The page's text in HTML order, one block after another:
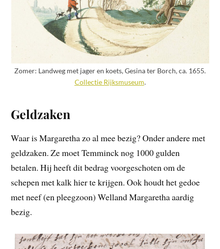
Zomer: Landweg met jager en koets, Gesina ter Borch, ca. 1655.
Collectie Rijksmuseum.
Geldzaken
Waar is Margaretha zo al mee bezig? Onder andere met
geldzaken. Ze moet Temminck nog 1000 gulden
betalen. Hij heeft dit bedrag voorgeschoten om de
schepen met kalk hier te krijgen. Ook houdt het gedoe
met neef (en pleegzoon) Welland Margaretha aardig
bezig.